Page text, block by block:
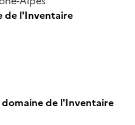
de l'Inventaire
de l'Inventaire